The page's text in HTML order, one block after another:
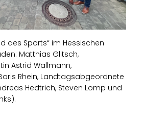
des Sports“ im Hessischen
Matthias Glitsch,
Astrid Wallmann,
Rhein, Landtagsabgeordnete
Hedtrich, Steven Lomp und